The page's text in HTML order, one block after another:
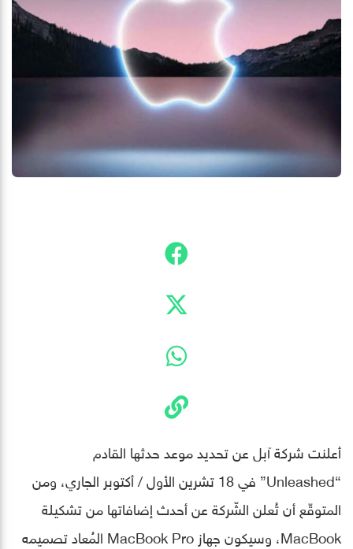
أعلنت شركة آبل عن تحديد موعد حدثها القادم
“Unleashed” في 18 تشرين الأول / أكتوبر الجاري، ومن
المتوقّع أن تُعلن الشّركة عن أحدث إضافاتها من تشكيلة
MacBook، وسيكون جهاز MacBook Pro المُعاد تصميمه